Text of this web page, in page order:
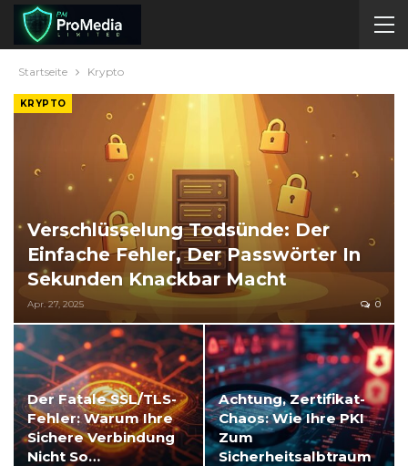
Startseite Krypto
KRYPTO
Verschlüsselung Todsünde: Der
Einfache Fehler, Der Passwörter In
Sekunden Knackbar Macht
Apr. 27, 2025 0
Der Fatale SSL/TLS-
Fehler: Warum Ihre
Sichere Verbindung
Nicht So…
Achtung, Zertifikat-
Chaos: Wie Ihre PKI
Zum
Sicherheitsalbtraum